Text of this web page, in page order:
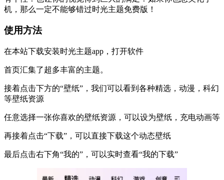
机，那么一定不能够错过时光主题免费版！
使用方法
在本站下载安装时光主题app，打开软件
首页汇集了超多丰富的主题。
接着点击下方的“壁纸”，我们可以看到各种精选，动漫，科幻
等壁纸资源
任意选择一张你喜欢的壁纸资源，可以设为壁纸，充电动画等
再接着点击“下载”，可以直接下载这个动态壁纸
最后点击右下角“我的”，可以实时查看“我的下载”